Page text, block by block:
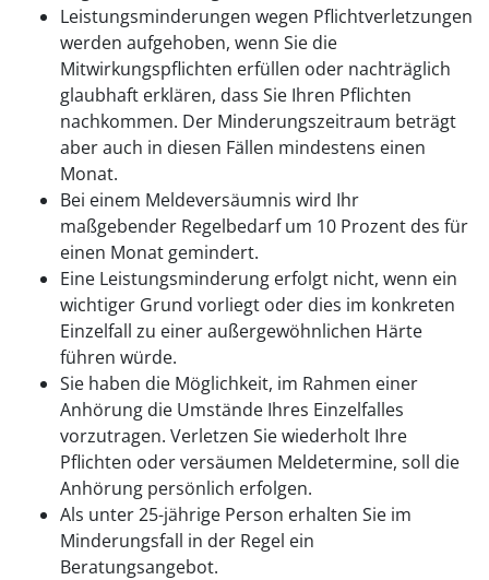
Leistungsminderungen wegen Pflichtverletzungen
werden aufgehoben, wenn Sie die
Mitwirkungspflichten erfüllen oder nachträglich
glaubhaft erklären, dass Sie Ihren Pflichten
nachkommen. Der Minderungszeitraum beträgt
aber auch in diesen Fällen mindestens einen
Monat.
Bei einem Meldeversäumnis wird Ihr
maßgebender Regelbedarf um 10 Prozent des für
einen Monat gemindert.
Eine Leistungsminderung erfolgt nicht, wenn ein
wichtiger Grund vorliegt oder dies im konkreten
Einzelfall zu einer außergewöhnlichen Härte
führen würde.
Sie haben die Möglichkeit, im Rahmen einer
Anhörung die Umstände Ihres Einzelfalles
vorzutragen. Verletzen Sie wiederholt Ihre
Pflichten oder versäumen Meldetermine, soll die
Anhörung persönlich erfolgen.
Als unter 25-jährige Person erhalten Sie im
Minderungsfall in der Regel ein
Beratungsangebot.